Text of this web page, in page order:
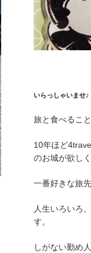
いらっしゃいませ♪
旅と食べるこ
10年ほど
のお城が欲し
一番好きな旅
人生いろいろ
す。
しがない勤め